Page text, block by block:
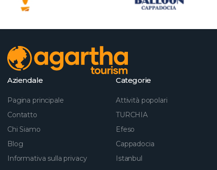
Aziendale
Pagina principale
Contatto
Chi Siamo
Blog
Informativa sulla privacy
Categorie
Attività popolari
TURCHIA
Efeso
Cappadocia
Istanbul